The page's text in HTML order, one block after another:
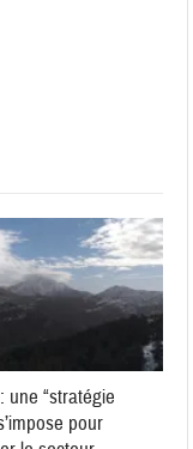
une “stratégie
pour